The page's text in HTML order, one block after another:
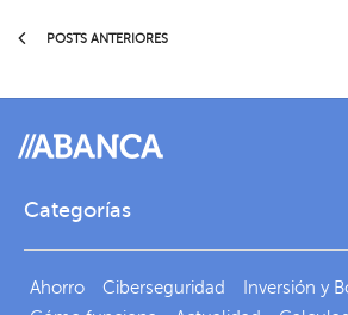
POSTS ANTERIORES
Categorías
Ahorro Ciberseguridad Inversión y